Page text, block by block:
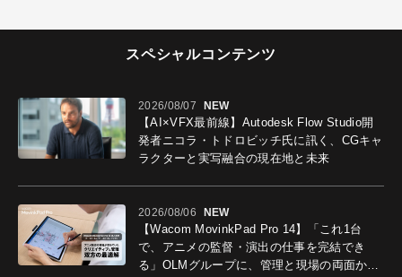
スペシャルコンテンツ
2026/08/07 NEW
【AI×VFX最前線】Autodesk Flow Studio開
発者ニコラ・トドロビッチ氏に訊く、CGキャ
ラクターと実写融合の現在地と未来
2026/08/06 NEW
【Wacom MovinkPad Pro 14】「これ1台
で、アニメの監督・演出の仕事を完結でき
る」OLMグループに、管理と現場の両面から